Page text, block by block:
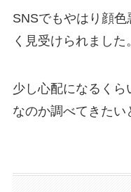
SNSでもやはり顔
く見受けられました。
少し心配になるく
なのか調べてきたい